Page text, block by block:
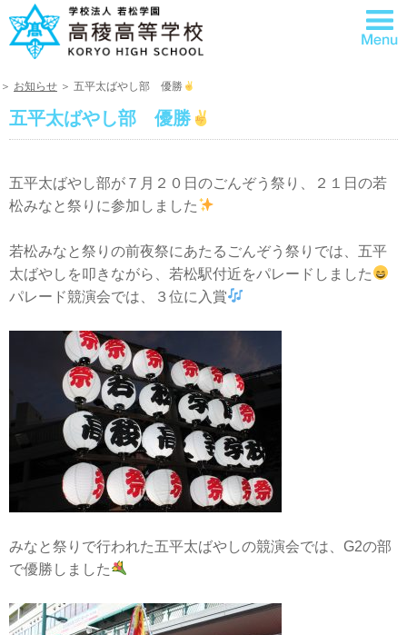
＞ お知らせ ＞ 五平太ばやし部 優勝
五平太ばやし部 優勝
五平太ばやし部が７月２０日のごんぞう祭り、２１日の若
松みなと祭りに参加しました
若松みなと祭りの前夜祭にあたるごんぞう祭りでは、五平
太ばやしを叩きながら、若松駅付近をパレードしました
パレード競演会では、３位に入賞
みなと祭りで行われた五平太ばやしの競演会では、G2の部
で優勝しました